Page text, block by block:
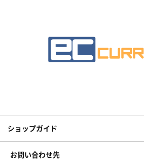
ショップガイド
お問い合わせ先